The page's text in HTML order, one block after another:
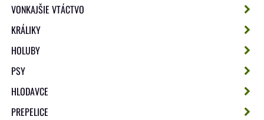
VONKAJŠIE VTÁCTVO
KRÁLIKY
HOLUBY
PSY
HLODAVCE
PREPELICE